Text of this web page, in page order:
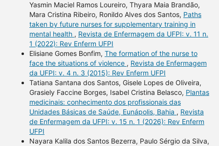
Yasmin Maciel Ramos Loureiro, Thyara Maia Brandão,
Mara Cristina Ribeiro, Ronildo Alves dos Santos, Paths
taken by future nurses for supplementary training in
mental health , Revista de Enfermagem da UFPI: v. 11 n.
1 (2022): Rev Enferm UFPI
Elisiane Gomes Bonfim, The formation of the nurse to
face the situations of violence , Revista de Enfermagem
da UFPI: v. 4 n. 3 (2015): Rev Enferm UFPI
Tatiana Santana dos Santos, Gisele Lopes de Oliveira,
Grasiely Faccine Borges, Isabel Cristina Belasco, Plantas
medicinais: conhecimento dos profissionais das
Unidades Básicas de Saúde, Eunápolis, Bahia , Revista
de Enfermagem da UFPI: v. 15 n. 1 (2026): Rev Enferm
UFPI
Nayara Kalila dos Santos Bezerra, Paulo Sérgio da Silva,